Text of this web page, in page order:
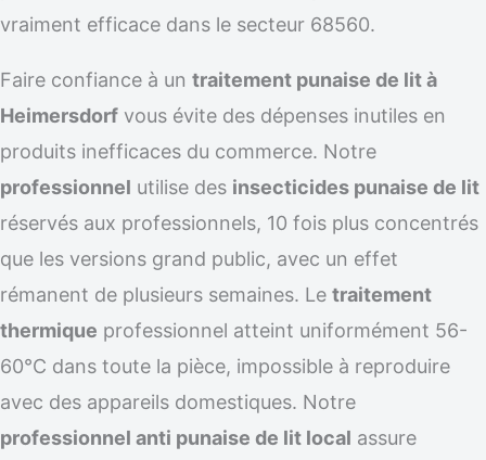
vraiment efficace dans le secteur 68560.
Faire confiance à un traitement punaise de lit à
Heimersdorf vous évite des dépenses inutiles en
produits inefficaces du commerce. Notre
professionnel utilise des insecticides punaise de lit
réservés aux professionnels, 10 fois plus concentrés
que les versions grand public, avec un effet
rémanent de plusieurs semaines. Le traitement
thermique professionnel atteint uniformément 56-
60°C dans toute la pièce, impossible à reproduire
avec des appareils domestiques. Notre
professionnel anti punaise de lit local assure